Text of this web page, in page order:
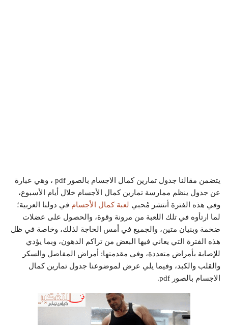
يتضمن مقالنا جدول تمارين كمال الاجسام بالصور pdf ، وهي عبارة
عن جدول ينظم ممارسة تمارين كمال الأجسام خلال أيام الأسبوع،
وفي هذه الفترة أنتشر مُحبي لعبة كمال الأجسام في دولنا العربية؛
لما ارتأوه في تلك اللعبة من مرونة وقوة، والحصول على عضلات
ضخمة وبنيان متين، والجميع في أمس الحاجة لذلك، وخاصة في ظل
هذه الفترة التي يعاني فيها البعض من تراكم الدهون، وبما يؤدي
للإصابة بأمراض متعددة، وفي مقدمتها: أمراض المفاصل والسكر
والقلب والكبد، وفيما يلي عرض لموضوعنا جدول تمارين كمال
الاجسام بالصور pdf.